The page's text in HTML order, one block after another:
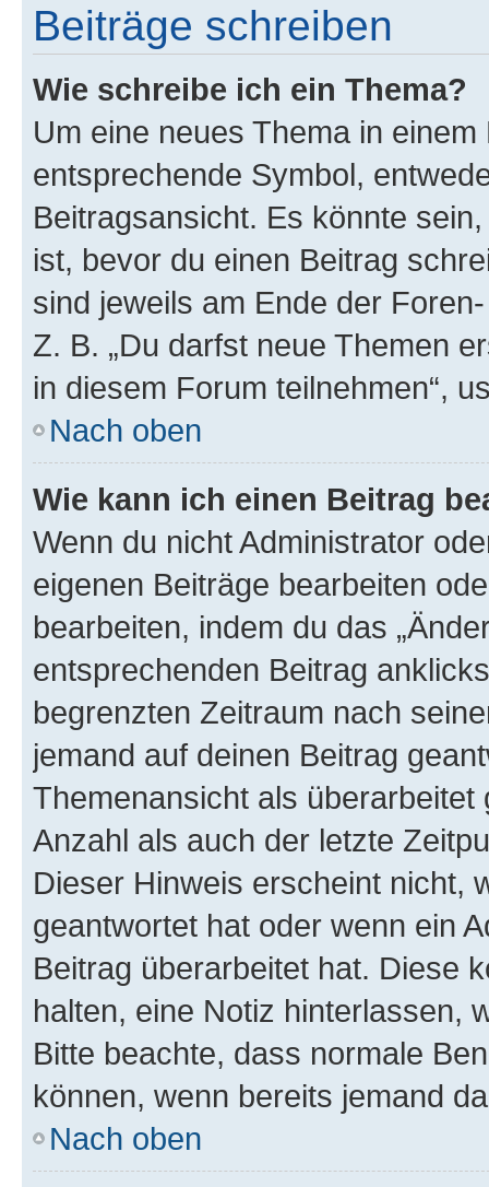
Beiträge schreiben
Wie schreibe ich ein Thema?
Um eine neues Thema in
entsprechende Symbol,
Beitragsansicht. Es könnte
ist, bevor du einen Beitrag
sind jeweils am Ende der
Z. B. „Du darfst neue Themen
in diesem Forum teilnehmen“,
Nach oben
Wie kann ich einen Beitrag
Wenn du nicht Administrator
eigenen Beiträge bearbeiten
bearbeiten, indem du das
entsprechenden Beitrag
begrenzten Zeitraum nach
jemand auf deinen Beitrag
Themenansicht als
Anzahl als auch der letzte
Dieser Hinweis erscheint nicht,
geantwortet hat oder wenn ein
Beitrag überarbeitet hat. Diese
halten, eine Notiz hinterlassen,
Bitte beachte, dass normale
können, wenn bereits jemand
Nach oben